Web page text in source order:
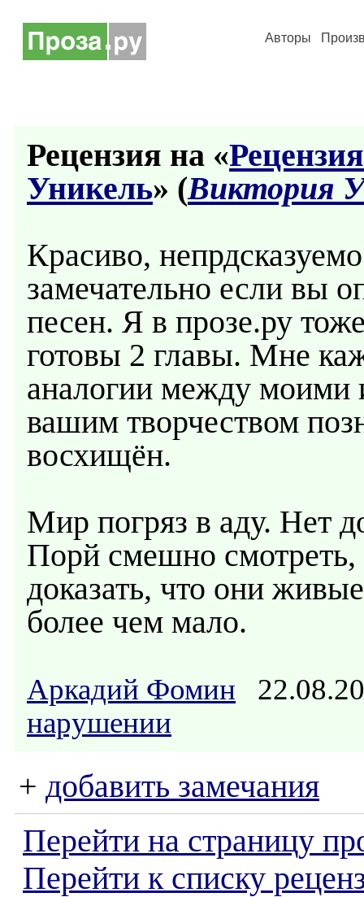
Авторы
Рецензия на «
Уникель» (Виктория
Красиво,
замечательно если вы
песен. Я в прозе.ру
готовы 2 главы. Мне
аналогии между
вашим творчеством
восхищён.
Мир погряз в аду. Нет
Порй смешно
доказать, что они
более чем мало.
Аркадий Фомин
нарушении
+ добавить замечания
Перейти на страницу
Перейти к списку